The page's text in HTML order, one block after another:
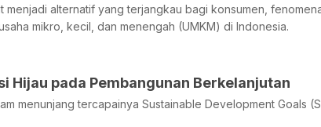
menjadi alternatif yang terjangkau bagi konsumen,
mikro, kecil, dan menengah (UMKM) di Indonesia.
Hijau pada Pembangunan Berkelanjutan
menunjang tercapainya Sustainable Development Goals